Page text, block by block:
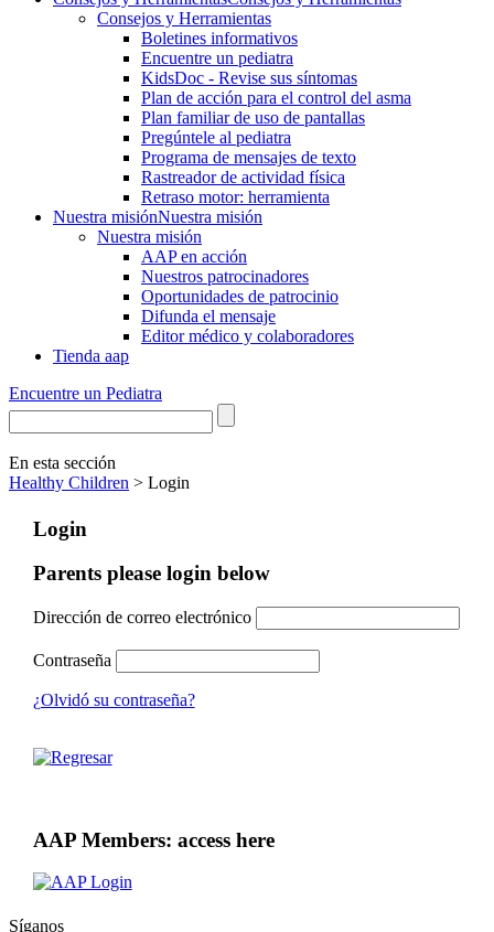
Consejos y Herramientas
Boletines informativos
Encuentre un pediatra
KidsDoc - Revise sus síntomas
Plan de acción para el control del asma
Plan familiar de uso de pantallas
Pregúntele al pediatra
Programa de mensajes de texto
Rastre​​ador de activida​d física
Retraso motor: herramienta
Nuestra misiónNuestra misión
Nuestra misión
AAP en acción
Nuestros patrocinadores
Oportunidades de patrocinio
Difunda el mensaje
Editor médico y colaboradores
Tienda aap
Encuentre un Pediatra
En esta sección
Healthy Children > Login
Login
Parents please login below
Dirección de correo electrónico
Contraseña
¿Olvidó su contraseña?
AAP Members: access here
Síganos